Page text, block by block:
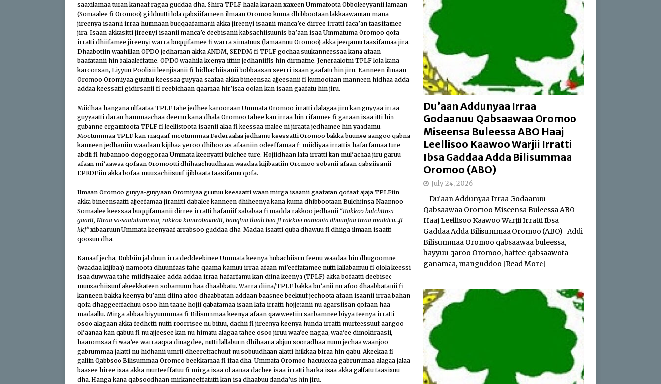
saaxilamaa turan kanaaf ragaa guddaa dha. Shira TPLF haala kanaan xaxeen Ummatoota Obboleeyyanii lamaan
(Somaalee fi Oromoo) gidduutti lola qabsiifameen ilmaan Oromoo kuma dhibbootaan lakkaawaman mana
jireenya isaanii irraa humnaan buqqaafamanii akka jireenyi isaanii manca’ee dirree irratti faca’an taasifamee
jira. Isaan akkasitti jireenyi isaanii manca’e deebisanii kabsachiisuunis ba’aan isaa Ummatuma Oromoo qofa
irratti dhiifamee jireenyi warra buqqifamee fi warra simatuus (lamaanuu Oromoo) akka jeeqamu taasifamaa jira.
Dhaabotiin waahillan OPDO jedhaman akka ANDM, SEPDM fi TPLF gochaa suukanneessaa kana afaan
baafatanii hin balaaleffatne. OPDO waahila keenya ittiin jedhaniifis hin dirmatne. Jeneraalotni TPLF lola kana
karoorsan, Liyyuu Poolisii leenjisanii fi hidhachiisanii bobbaasan seerri isaan gaafatu hin jiru. Kanneen ilmaan
Oromoo Oromiyaa guutuu keessaa guyyaa saafaa akka bineensaa ajjeesanii fi kumootaan manneen hidhaa adda
addaa keessatti gidirsanii fi reebichaan qaamaa hir’isaa oolan kan isaan gaafatu hin jiru.
Miidhaa hangana ulfaataa TPLF tahe jedhee karooraan Ummata Oromoo irratti dalagaa jiru kan guyyaa irraa
guyyaatti daran hammaachaa deemu kana dhala Oromoo tahee kan irraa hin rifannee fi garaan isaa itti hin
gubanne ergamtoota TPLF fi leellistoota isaanii alaa fi keessaa malee ni jiraata jedhamee hin yaadamu.
Mootummaa TPLF kan maqaaf mootummaa Federaalaa jedhamu keessatti Oromoo bakka buunee aangoo qabna
kanneen jedhaniin waadaan kijibaa yeroo dhihoo as afaaniin odeeffamaa fi miidiyaa irrattis hafarfamaa ture
abdii fi hubannoo dogoggoraa Ummata keenyatti bulchee ture. Hojiidhaan lafa irratti kan mul’achaa jiru garuu
afaan mi’aawaa qofaan Oromootti dhihaachuudhaan waadaa kijibaatiin Oromoo sobanii afaan qabsiisanii
EPRDFiin akka bofaa muuxachiisuuf ijibbaata taasifamu qofa.
Ilmaan Oromoo guyya-guyyaan Oromiyaa guutuu keessatti waan mirga isaanii gaafatan qofaaf ajaja TPLFiin
akka bineensaatti ajjeefamaa jiranitti dabalee kanneen dhiheenya kana kuma dhibbootaan Bulchiinsa Naannoo
Somaalee keessaa buqqifamanii dirree irratti hafaniif sababaa fi madda rakkoo jedhanii “Rakkoo bulchiinsa
gaarii, Kiraa sassaabdummaa, rakkoo kontrobaandii, hanqina ilaalchaa fi rakkoo namoota dhuunfaa irraa madduu…fi
kkf” xibaaruun Ummata keenyaaf arrabsoo guddaa dha. Madaa isaatti quba dhawuu fi dhiiga ilmaan isaatti
qoosuu dha.
Kanaaf jecha, Dubbiin jabduun irra deddeebinee Ummata keenya hubachiisuu feenu waadaa hin dhugoomne
(waadaa kijibaa) namoota dhuunfaas tahe qaama kamuu irraa afaan mi’eeffatamee nutti lallabamuu fi olola keessi
isaa duwwaa tahe miidiyaalee adda addaa irraa hafarfamu kan diina keenya (TPLF) akka bofaatti deebisee
muuxachiisuuf akeekkateen sobamuun haa dhaabbatu. Warra diina/TPLF bakka bu’anii nu afoo dhaabbatanii fi
kanneen bakka keenya bu’anii diina afoo dhaabbatan addaan baasnee beekuuf jechoota afaan isaanii irraa bahan
qofa dhaggeeffachuu osoo hin taane hojii qabatamaa isaan lafa irratti hojjetanii nu agarsiisan qofaan haa
madaallu. Mirga abbaa biyyuummaa fi Bilisummaa keenya afaan qawweetiin sarbamnee biyya teenya irratti
osoo alagaan akka fedhetti nutti roorrisee nu bituu, dachii fi jireenya keenya hunda irratti murteessuuf aangoo
ol’aanaa kan qabuu fi nu ajjeesee kan nu himatu alagaa tahee osoo jiruu waa’ee nagaa, waa’ee dimokiraasii,
haaromsaa fi waa’ee warraaqsa dinagdee, nutti lallabuun dhihaana abjuu sooradhaa nuun jechaa waanjoo
gabrummaa jalatti nu hidhanii umrii dheereffachuuf nu sobuudhaan alatti hiikkaa biraa hin qabu. Akeekaa fi
galiin Qabbsoo Bilisummaa Oromoo beekkamaa fi ifaa dha. Ummata Oromoo hacuuccaa gabrummaa alagaa jalaa
baasee hiree isaa akka murteeffatuu fi mirga isaa ol aanaa dachee isaa irratti harka isaa akka galfatu taasisuu
dha. Hanga kana qabsoodhaan mirkaneeffatutti kan isa dhaabuu danda’us hin jiru.
Du’aan Addunyaa Irraa
Godaanuu Qabsaawaa Oromoo
Miseensa Buleessa ABO Haaj
Leellisoo Kaawoo Warjii Irratti
Ibsa Gaddaa Adda Bilisummaa
Oromoo (ABO)
July 24, 2026
Du’aan Addunyaa Irraa Godaanuu
Qabsaawaa Oromoo Miseensa Buleessa ABO
Haaj Leellisoo Kaawoo Warjii Irratti Ibsa
Gaddaa Adda Bilisummaa Oromoo (ABO) Addi
Bilisummaa Oromoo qabsaawaa buleessa,
hayyuu qaroo Oromoo, haftee qabsaawota
ganamaa, manguddoo [Read More]